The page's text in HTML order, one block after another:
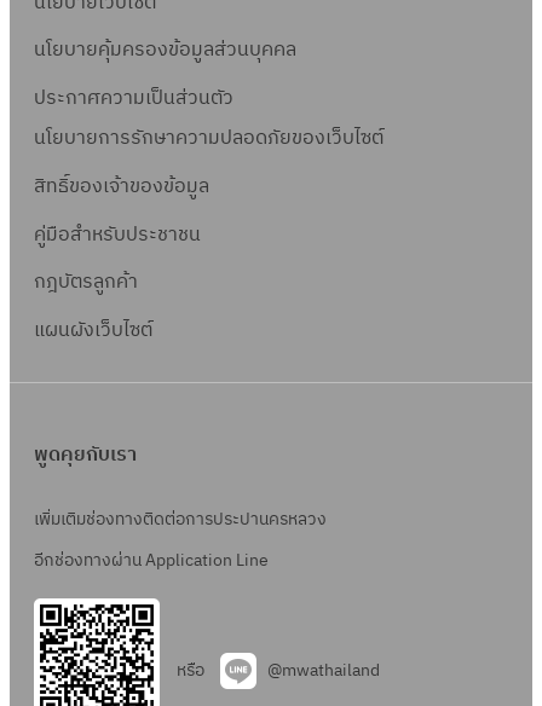
นโยบายคุ้มครองข้อมูลส่วนบุคคล
ประกาศความเป็นส่วนตัว
นโยบายการรักษาความปลอดภัยของเว็บไซต์
สิทธิ์ของเจ้าของข้อมูล
คู่มือสำหรับประชาชน
กฎบัตรลูกค้า
แผนผังเว็บไซต์
พูดคุยกับเรา
เพิ่มเติมช่องทางติดต่อการประปานครหลวง
อีกช่องทางผ่าน Application Line
หรือ @mwathailand